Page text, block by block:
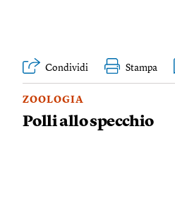
Condividi Stampa
ZOOLOGIA
Polli allo specchio